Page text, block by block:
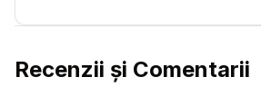
Recenzii și Comentarii